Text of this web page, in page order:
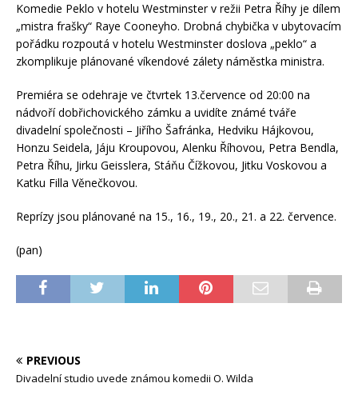
Komedie Peklo v hotelu Westminster v režii Petra Říhy je dílem
„mistra frašky“ Raye Cooneyho. Drobná chybička v ubytovacím
pořádku rozpoutá v hotelu Westminster doslova „peklo“ a
zkomplikuje plánované víkendové zálety náměstka ministra.
Premiéra se odehraje ve čtvrtek 13.července od 20:00 na
nádvoří dobřichovického zámku a uvidíte známé tváře
divadelní společnosti – Jiřího Šafránka, Hedviku Hájkovou,
Honzu Seidela, Jáju Kroupovou, Alenku Říhovou, Petra Bendla,
Petra Říhu, Jirku Geisslera, Stáňu Čížkovou, Jitku Voskovou a
Katku Filla Věnečkovou.
Reprízy jsou plánované na 15., 16., 19., 20., 21. a 22. července.
(pan)
PREVIOUS
Divadelní studio uvede známou komedii O. Wilda